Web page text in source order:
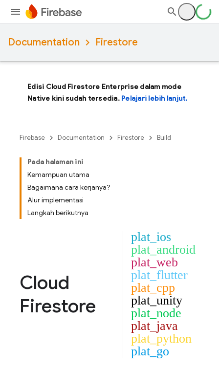
Documentation Firestore
Edisi Cloud Firestore Enterprise dalam mode
Native kini sudah tersedia. Pelajari lebih lanjut.
Firebase Documentation Firestore Build
Pada halaman ini
Kemampuan utama
Bagaimana cara kerjanya?
Alur implementasi
Langkah berikutnya
Cloud
Firestore
plat_ios
plat_android
plat_web
plat_flutter
plat_cpp
plat_unity
plat_node
plat_java
plat_python
plat_go